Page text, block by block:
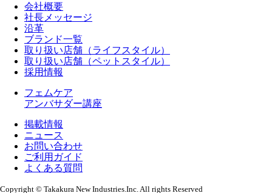
会社概要
社長メッセージ
沿革
ブランド一覧
取り扱い店舗（ライフスタイル）
取り扱い店舗（ペットスタイル）
採用情報
フェムケア
アンバサダー講座
掲載情報
ニュース
お問い合わせ
ご利用ガイド
よくある質問
Copyright © Takakura New Industries.Inc. All rights Reserved